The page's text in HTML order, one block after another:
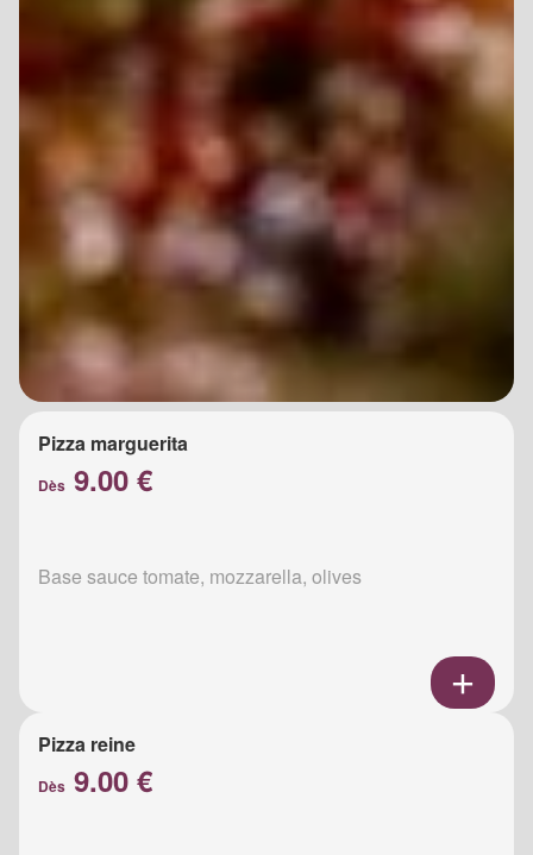
Pizza marguerita
Dès 9.00 €
Base sauce tomate, mozzarella, olives
Pizza reine
Dès 9.00 €